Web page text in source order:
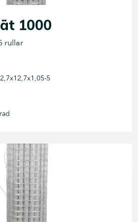
1000
rullar
5